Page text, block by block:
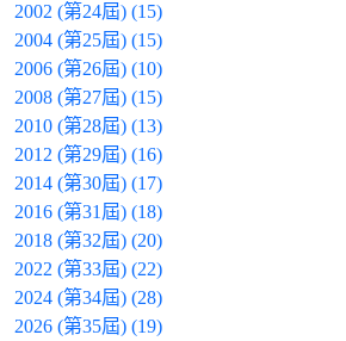
2002 (第24屆) (15)
2004 (第25屆) (15)
2006 (第26屆) (10)
2008 (第27屆) (15)
2010 (第28屆) (13)
2012 (第29屆) (16)
2014 (第30屆) (17)
2016 (第31屆) (18)
2018 (第32屆) (20)
2022 (第33屆) (22)
2024 (第34屆) (28)
2026 (第35屆) (19)